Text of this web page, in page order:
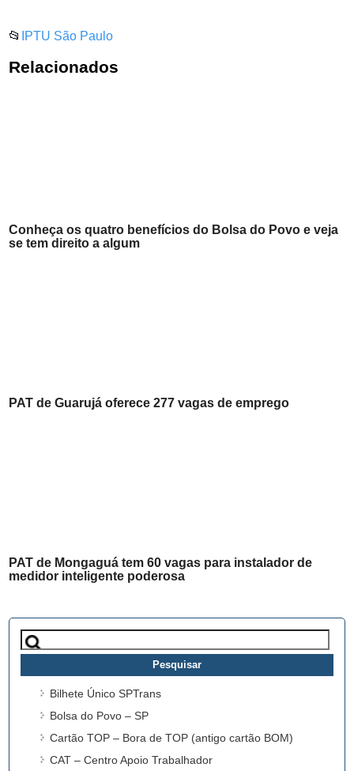
📂 IPTU São Paulo
Relacionados
Conheça os quatro benefícios do Bolsa do Povo e veja
se tem direito a algum
PAT de Guarujá oferece 277 vagas de emprego
PAT de Mongaguá tem 60 vagas para instalador de
medidor inteligente poderosa
Pesquisar
por:
Bilhete Único SPTrans
Bolsa do Povo – SP
Cartão TOP – Bora de TOP (antigo cartão BOM)
CAT – Centro Apoio Trabalhador